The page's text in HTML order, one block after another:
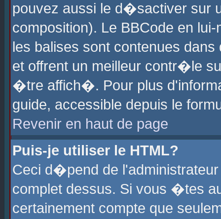
pouvez aussi le d�sactiver sur
composition). Le BBCode en
les balises sont contenues
et offrent un meilleur contr�le
�tre affich�. Pour plus
guide, accessible depuis le
Revenir en haut de page
Puis-je utiliser le HTML?
Ceci d�pend de
complet dessus. Si vous �tes
certainement compte que